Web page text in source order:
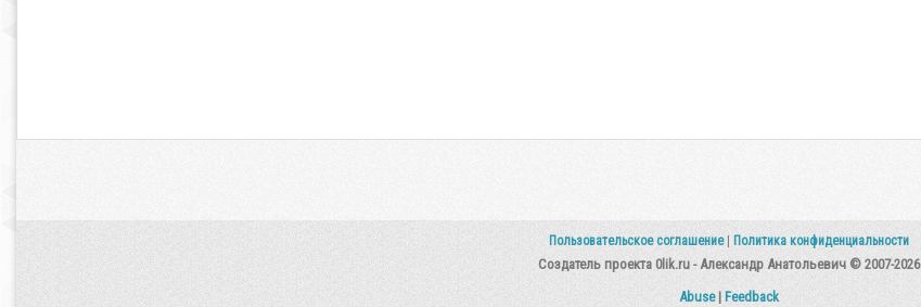
Пользовательское соглашение Политика конфиденциальности
Создатель проекта 0lik.ru - Александр Анатольевич © 2007-2026
Abuse| Feedback